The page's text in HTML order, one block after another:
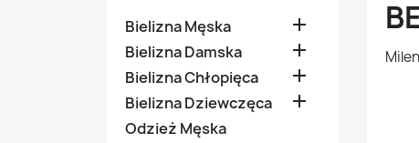
Bielizna Męska 
Bielizna Damska 
Bielizna Chłopięca 
Bielizna Dziewczęca 
Odzież Męska